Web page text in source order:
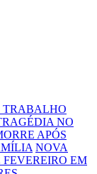
TRABALHO
NO
APÓS
NOVA
EM